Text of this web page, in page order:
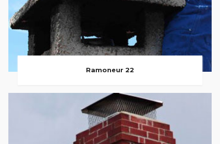
Ramoneur 22